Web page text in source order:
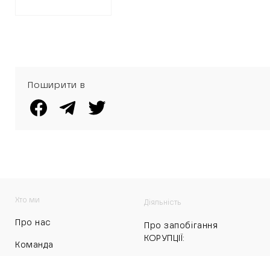
Поширити в
Хто ми
Про нас
Команда
Діяльність
Про запобігання
КОРУПЦІЇ: